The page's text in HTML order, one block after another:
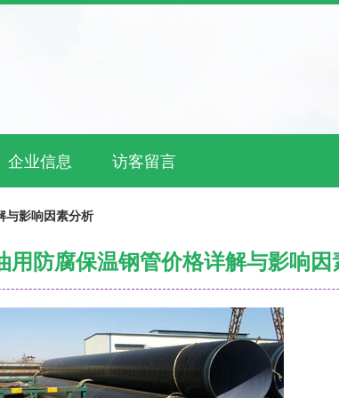
企业信息 访客留言
与影响因素分析
用防腐保温钢管价格详解与影响因